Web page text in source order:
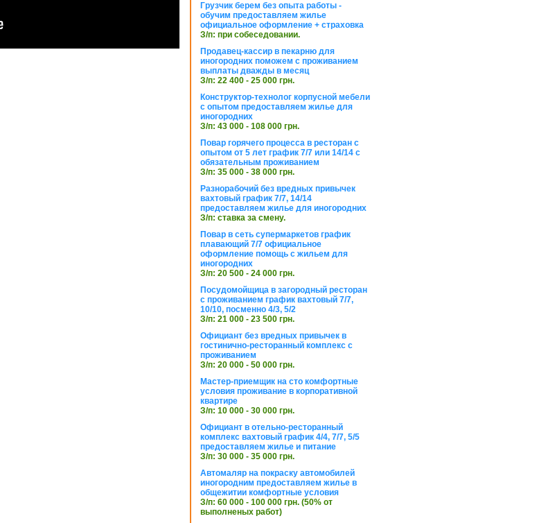
Грузчик берем без опыта работы -
обучим предоставляем жилье
официальное оформление + страховка
З/п: при собеседовании.
Продавец-кассир в пекарню для
иногородних поможем с проживанием
выплаты дважды в месяц
З/п: 22 400 - 25 000 грн.
Конструктор-технолог корпусной мебели
с опытом предоставляем жилье для
иногородних
З/п: 43 000 - 108 000 грн.
Повар горячего процесса в ресторан с
опытом от 5 лет график 7/7 или 14/14 с
обязательным проживанием
З/п: 35 000 - 38 000 грн.
Разнорабочий без вредных привычек
вахтовый график 7/7, 14/14
предоставляем жилье для иногородних
З/п: ставка за смену.
Повар в сеть супермаркетов график
плавающий 7/7 официальное
оформление помощь с жильем для
иногородних
З/п: 20 500 - 24 000 грн.
Посудомойщица в загородный ресторан
с проживанием график вахтовый 7/7,
10/10, посменно 4/3, 5/2
З/п: 21 000 - 23 500 грн.
Официант без вредных привычек в
гостинично-ресторанный комплекс с
проживанием
З/п: 20 000 - 50 000 грн.
Мастер-приемщик на сто комфортные
условия проживание в корпоративной
квартире
З/п: 10 000 - 30 000 грн.
Официант в отельно-ресторанный
комплекс вахтовый график 4/4, 7/7, 5/5
предоставляем жилье и питание
З/п: 30 000 - 35 000 грн.
Автомаляр на покраску автомобилей
иногородним предоставляем жилье в
общежитии комфортные условия
З/п: 60 000 - 100 000 грн. (50% от
выполненых работ)